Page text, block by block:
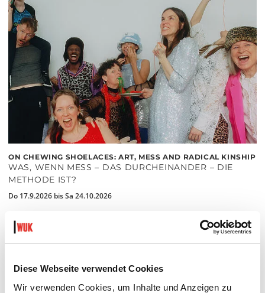
Diese Webseite verwendet Cookies
Wir verwenden Cookies, um Inhalte und Anzeigen zu
ON CHEWING SHOELACES: ART, MESS AND RADICAL KINSHIP
WAS, WENN MESS – DAS DURCHEINANDER – DIE
METHODE IST?
Do 17.9.2026 bis Sa 24.10.2026
Barrierefrei über Lift B